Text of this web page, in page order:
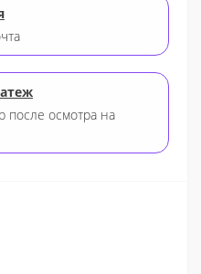
после осмотра на